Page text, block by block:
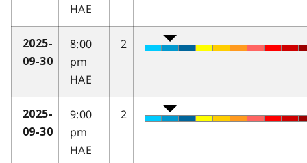
HAE
2025-
09-30
8:00
pm
HAE
2
2025-
09-30
9:00
pm
HAE
2